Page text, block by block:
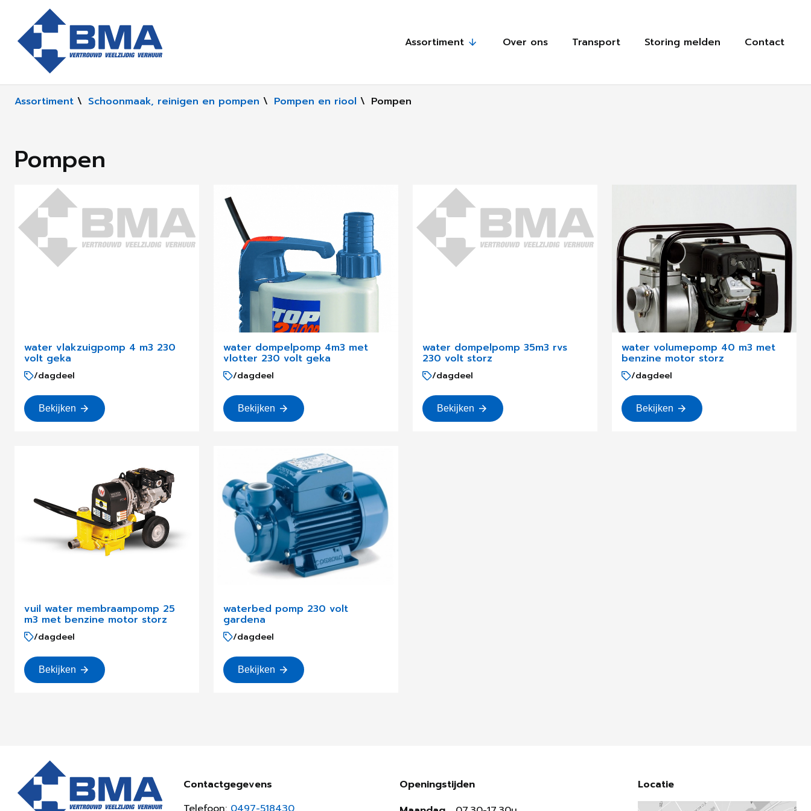
Assortiment Over ons Transport Storing melden Contact
Assortiment \ Schoonmaak, reinigen en pompen \ Pompen en riool \ Pompen
Pompen
water vlakzuigpomp 4 m3 230
volt geka
/dagdeel
Bekijken
water dompelpomp 4m3 met
vlotter 230 volt geka
/dagdeel
Bekijken
water dompelpomp 35m3 rvs
230 volt storz
/dagdeel
Bekijken
water volumepomp 40 m3 met
benzine motor storz
/dagdeel
Bekijken
vuil water membraampomp 25
m3 met benzine motor storz
/dagdeel
Bekijken
waterbed pomp 230 volt
gardena
/dagdeel
Bekijken
Contactgegevens
Openingstijden
Locatie